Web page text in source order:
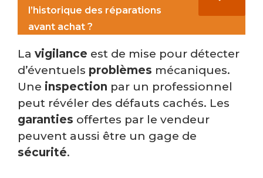
l’historique des réparations
avant achat ?
La vigilance est de mise pour détecter
d’éventuels problèmes mécaniques.
Une inspection par un professionnel
peut révéler des défauts cachés. Les
garanties offertes par le vendeur
peuvent aussi être un gage de
sécurité.